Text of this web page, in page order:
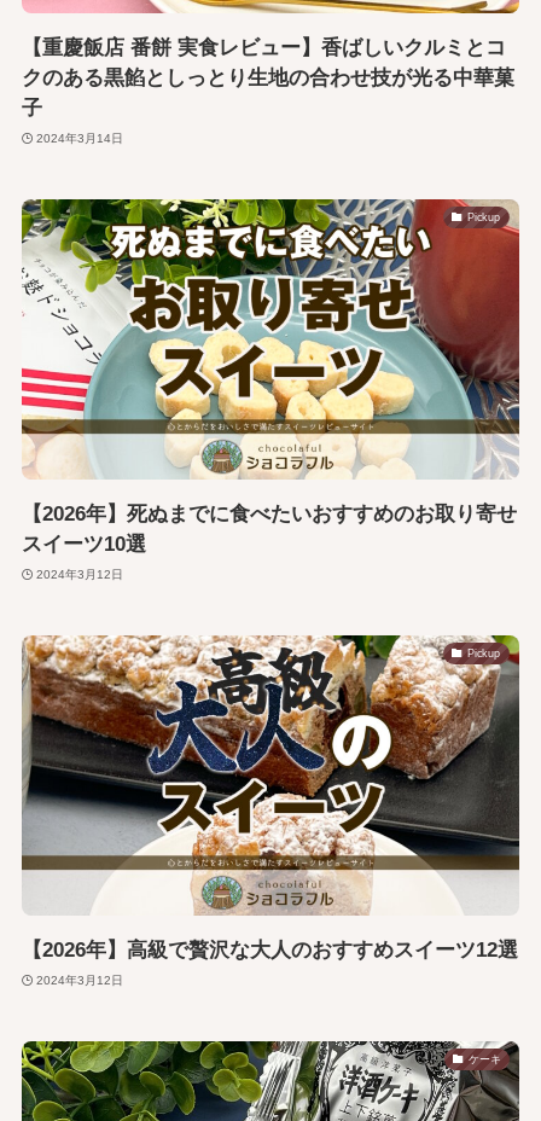
【重慶飯店 番餅 実食レビュー】香ばしいクルミとコ
クのある黒餡としっとり生地の合わせ技が光る中華菓
子
2024年3月14日
Pickup
【2026年】死ぬまでに食べたいおすすめのお取り寄せ
スイーツ10選
2024年3月12日
Pickup
【2026年】高級で贅沢な大人のおすすめスイーツ12選
2024年3月12日
ケーキ